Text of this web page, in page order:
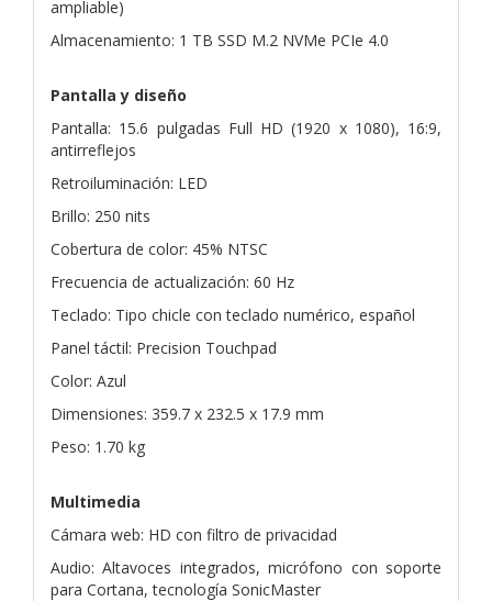
ampliable)
Almacenamiento: 1 TB SSD M.2 NVMe PCIe 4.0
Pantalla y diseño
Pantalla: 15.6 pulgadas Full HD (1920 x 1080), 16:9,
antirreflejos
Retroiluminación: LED
Brillo: 250 nits
Cobertura de color: 45% NTSC
Frecuencia de actualización: 60 Hz
Teclado: Tipo chicle con teclado numérico, español
Panel táctil: Precision Touchpad
Color: Azul
Dimensiones: 359.7 x 232.5 x 17.9 mm
Peso: 1.70 kg
Multimedia
Cámara web: HD con filtro de privacidad
Audio: Altavoces integrados, micrófono con soporte
para Cortana, tecnología SonicMaster